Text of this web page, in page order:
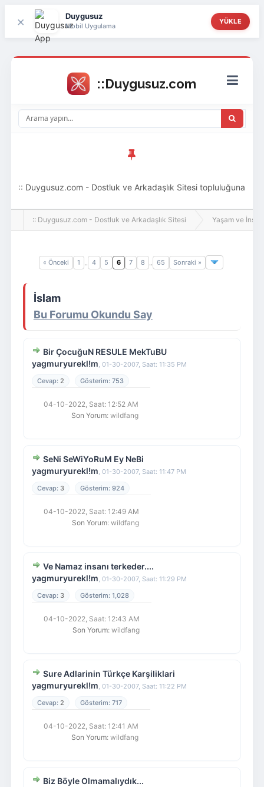
× Duygusuz
Mobil Uygulama
YÜKLE
:: Duygusuz.com - Dostluk ve Arkadaşlık Sitesi topluluğuna
hoş geldin ziyaretçi! Aramıza katılmak istersen kayıt
:: Duygusuz.com - Dostluk ve Arkadaşlık Sitesi Yaşam ve İnsan
« Önceki 1 .. 4 5 6 7 8 .. 65 Sonraki »
Bu Forumu Okundu Say
İslam
Bir ÇocuğuN RESULE MekTuBU
yagmuryurekl!m, 01-30-2007, Saat: 11:35 PM
2
753
04-10-2022, Saat: 12:52 AM
Son Yorum: wildfang
SeNi SeWiYoRuM Ey NeBi
yagmuryurekl!m, 01-30-2007, Saat: 11:47 PM
3
924
04-10-2022, Saat: 12:49 AM
Son Yorum: wildfang
Ve Namaz insanı terkeder....
yagmuryurekl!m, 01-30-2007, Saat: 11:29 PM
3
1,028
04-10-2022, Saat: 12:43 AM
Son Yorum: wildfang
Sure Adlarinin Türkçe Karşiliklari
yagmuryurekl!m, 01-30-2007, Saat: 11:22 PM
2
717
04-10-2022, Saat: 12:41 AM
Son Yorum: wildfang
Biz Böyle Olmamalıydık...